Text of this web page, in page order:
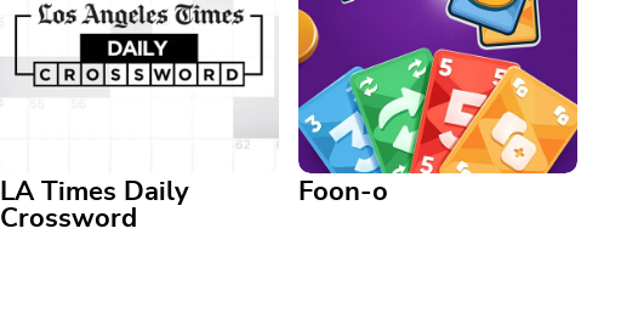
LA Times Daily
Crossword
Foon-o